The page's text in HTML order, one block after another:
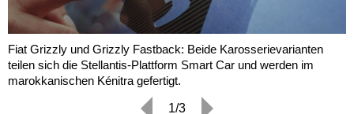
Fiat Grizzly und Grizzly Fastback: Beide Karosserievarianten
teilen sich die Stellantis-Plattform Smart Car und werden im
marokkanischen Kénitra gefertigt.
1/3